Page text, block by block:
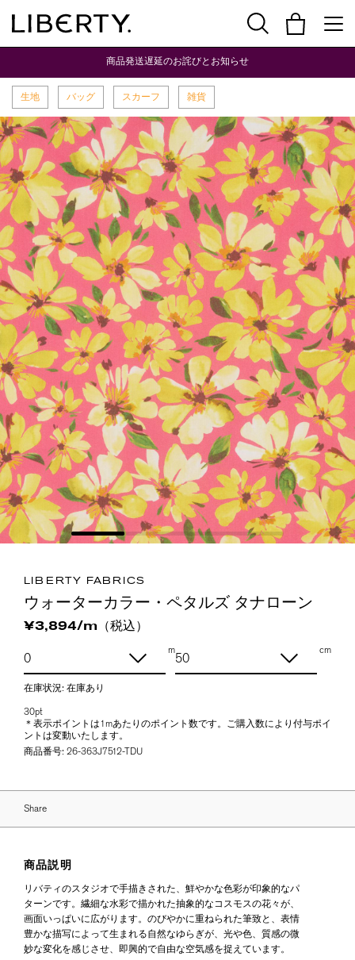
商品発送遅延のお詫びとお知らせ
生地 バッグ スカーフ 雑貨
LIBERTY FABRICS
ウォーターカラー・ペタルズ タナローン
¥3,894/m（税込）
m cm
在庫状況: 在庫あり
30pt
＊表示ポイントは1mあたりのポイント数です。ご購入数により付与ポイ
ントは変動いたします。
商品番号: 26-363J7512-TDU
Share
商品説明
リバティのスタジオで手描きされた、鮮やかな色彩が印象的なパ
ターンです。繊細な水彩で描かれた抽象的なコスモスの花々が、
画面いっぱいに広がります。のびやかに重ねられた筆致と、表情
豊かな描写によって生まれる自然なゆらぎが、光や色、質感の微
妙な変化を感じさせ、即興的で自由な空気感を捉えています。